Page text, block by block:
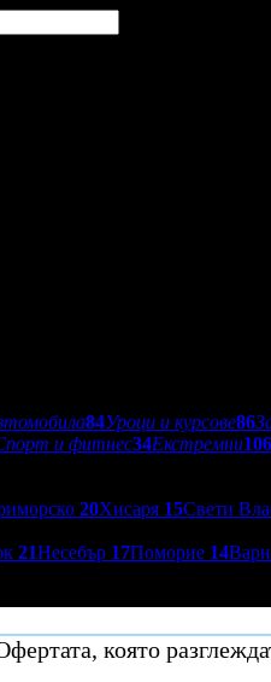
84Уроци и курсове86
и фитнес34Екстремни106
20Хисаря 15Свети
21Несебър 17Поморие 14
която